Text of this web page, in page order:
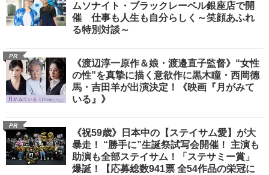
ムソナイト・ブラックレーベル銀座店で開
催 仕事も人生も自分らしく～笑顔あふれ
る特別対談～
PR
《渡辺淳一原作＆娘・渡邉直子監督》“女性
の性”を真摯に描く意欲作に黒木瞳・西岡德
馬・吉田羊が出演決定！《映画『月がみて
いる』》
PR
《祝59歳》日本中の【ステイサム愛】が大
暴走！ “勝手に”生誕祭試写会開催！ 主演も
助演も全部ステイサム！「ステサミー賞」
爆誕！【応募総数941票 全54作品の栄冠に